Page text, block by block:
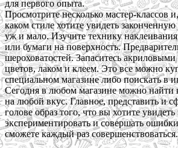
для первого опыта.
Просмотрите несколько мастер-классов
каком стиле хотите увидеть
уж и мало. Изучите технику
или бумаги на поверхность.
шероховатостей. Запаситесь
цветов, лаком и клеем. Это все можно
специальном магазине либо поискать в
Сегодня в любом магазине можно найти
на любой вкус. Главное, представить и
голове образ того, что вы хотите увидеть
экспериментировать и совершать
сможете каждый раз совершенствоваться.